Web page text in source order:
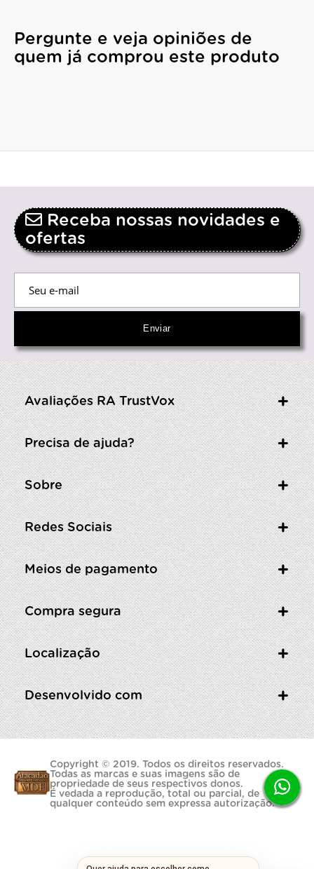
Pergunte e veja opiniões de
quem já comprou este produto
Receba nossas novidades e
ofertas
Avaliações RA TrustVox
Precisa de ajuda?
Sobre
Redes Sociais
Meios de pagamento
Compra segura
Localização
Desenvolvido com
Copyright © 2019. Todos os direitos reservados.
Todas as marcas e suas imagens são de
propriedade de seus respectivos donos.
É vedada a reprodução, total ou parcial, de
qualquer conteúdo sem expressa autorização.